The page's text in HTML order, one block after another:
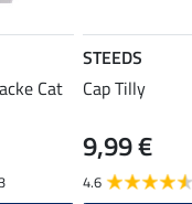
Cat
STEEDS
Cap Tilly
9,99 €
4.6